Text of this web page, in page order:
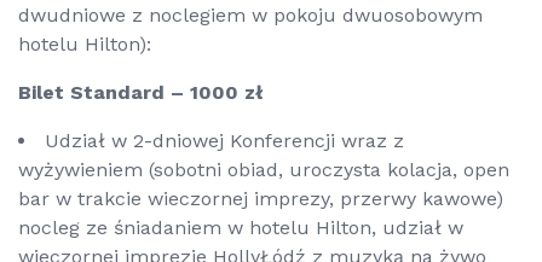
dwudniowe z noclegiem w pokoju dwuosobowym
hotelu Hilton):
Bilet Standard – 1000 zł
Udział w 2-dniowej Konferencji wraz z
wyżywieniem (sobotni obiad, uroczysta kolacja, open
bar w trakcie wieczornej imprezy, przerwy kawowe)
nocleg ze śniadaniem w hotelu Hilton, udział w
wieczornej imprezie HollyŁódź z muzyką na żywo